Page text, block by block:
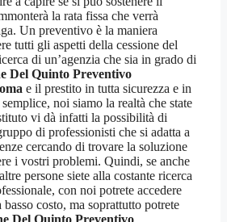
la rata fissa che verrà
Un preventivo è la maniera
tutti gli aspetti della cessione del
di un’agenzia che sia in grado di
Del Quinto Preventivo
e il prestito in tutta sicurezza e in
noi siamo la realtà che state
vi dà infatti la possibilità di
di professionisti che si adatta a
cercando di trovare la soluzione
i vostri problemi. Quindi, se anche
persone siete alla costante ricerca
con noi potrete accedere
costo, ma soprattutto potrete
Del Quinto Preventivo